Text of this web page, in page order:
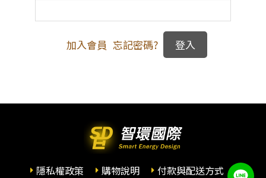
加入會員 忘記密碼?
隱私權政策 購物說明
付款與配送方式